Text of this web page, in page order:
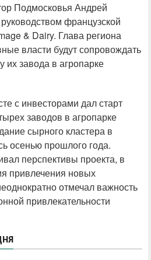
Подмосковья Андрей
французской
& Dairy. Глава региона
власти будут сопровождать
их завода в агропарке
с инвесторами дал старт
заводов в агропарке
сырного кластера в
осенью прошлого года.
перспективы проекта, в
привлечения новых
отмечал важность
привлекательности